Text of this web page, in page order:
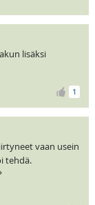
lisäksi
1
vaan usein
tehdä.